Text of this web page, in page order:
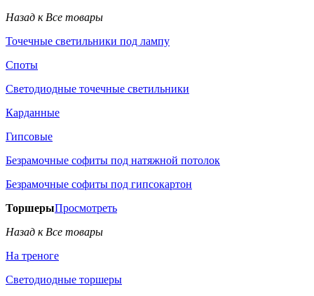
Назад к Все товары
Точечные светильники под лампу
Споты
Светодиодные точечные светильники
Карданные
Гипсовые
Безрамочные софиты под натяжной потолок
Безрамочные софиты под гипсокартон
ТоршерыПросмотреть
Назад к Все товары
На треноге
Светодиодные торшеры